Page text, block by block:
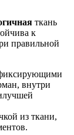
ткань
к
правильной
фиксирующими
внутри
из ткани,